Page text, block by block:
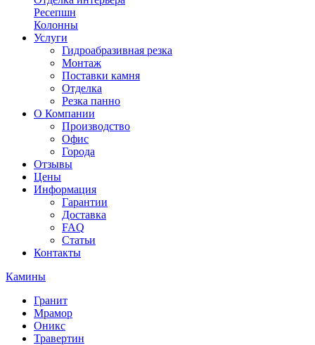
Ресепшн
Колонны
Услуги
Гидроабразивная резка
Монтаж
Поставки камня
Отделка
Резка панно
О Компании
Производство
Офис
Города
Отзывы
Цены
Информация
Гарантии
Доставка
FAQ
Статьи
Контакты
Камины
Гранит
Мрамор
Оникс
Травертин